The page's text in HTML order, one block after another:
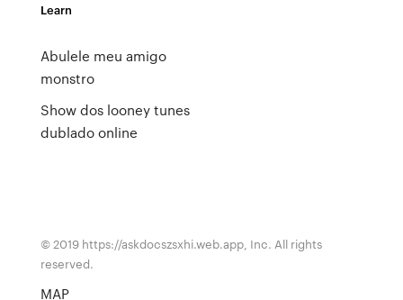
Learn
Abulele meu amigo
monstro
Show dos looney tunes
dublado online
© 2019 https://askdocszsxhi.web.app, Inc. All rights
reserved.
MAP